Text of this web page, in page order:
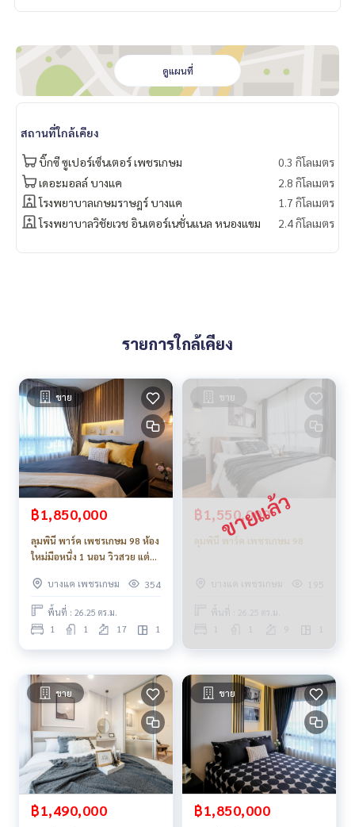
ดูแผนที่
สถานที่ใกล้เคียง
บิ๊กซี ซูเปอร์เซ็นเตอร์ เพชรเกษม
0.3 กิโลเมตร
เดอะมอลล์ บางแค
2.8 กิโลเมตร
โรงพยาบาลเกษมราษฎร์ บางแค
1.7 กิโลเมตร
โรงพยาบาลวิชัยเวช อินเตอร์เนชั่นแนล หนองแขม
2.4 กิโลเมตร
รายการใกล้เคียง
ขาย
฿1,850,000
ลุมพินี พาร์ค เพชรเกษม 98 ห้อง
ใหม่มือหนึ่ง 1 นอน วิวสวย แต่ง
แถมเพียบ
บางแค เพชรเกษม 354
พื้นที่ : 26.25 ตร.ม.
1 1 17 1
ขาย
฿1,550,000
ลุมพินี พาร์ค เพชรเกษม 98
บางแค เพชรเกษม 195
พื้นที่ : 26.25 ตร.ม.
9
ขาย
฿1,490,000
ขาย
฿1,850,000